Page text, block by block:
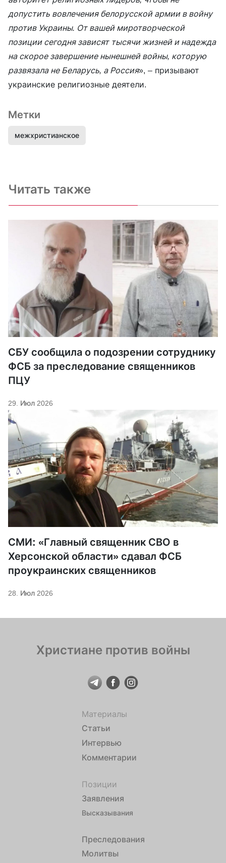
допустить вовлечения белорусской армии в войну
против Украины. От вашей миротворческой
позиции сегодня зависят тысячи жизней и надежда
на скорое завершение нынешней войны, которую
развязала не Беларусь, а Россия», – призывают
украинские религиозные деятели.
Метки
межхристианское
Читать также
СБУ сообщила о подозрении сотруднику
ФСБ за преследование священников
ПЦУ
29. Июл 2026
СМИ: «Главный священник СВО в
Херсонской области» сдавал ФСБ
проукраинских священников
28. Июл 2026
Христиане против войны
Материалы
Статьи
Интервью
Комментарии
Позиции
Заявления
Высказывания
Преследования
Молитвы